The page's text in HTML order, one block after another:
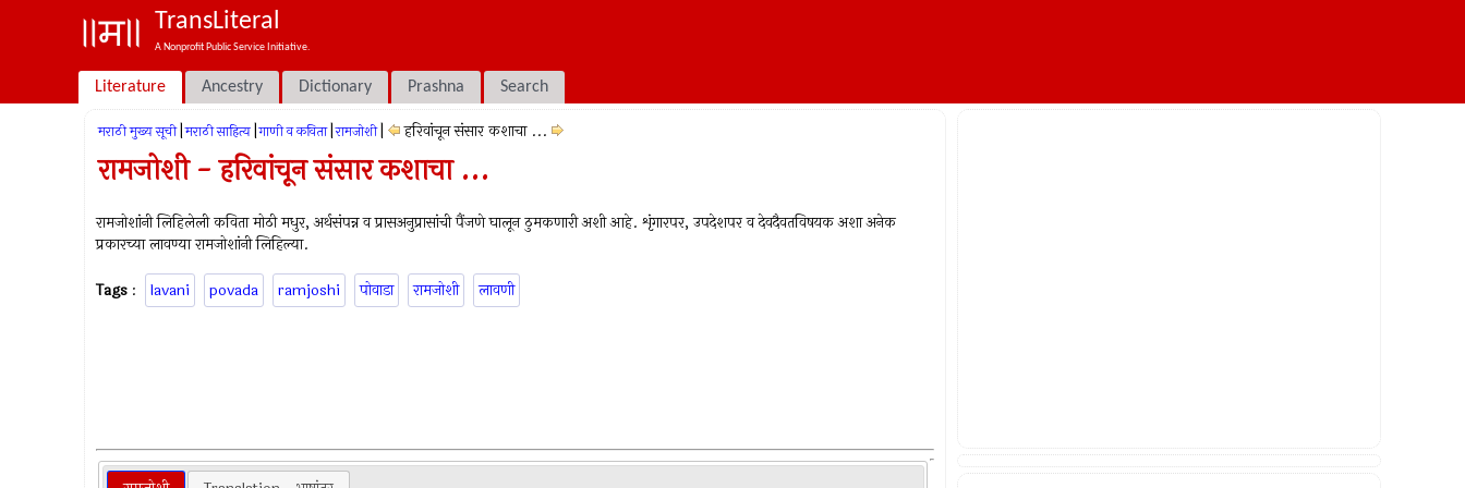
TransLiteral
A Nonprofit Public Service Initiative.
Literature Ancestry Dictionary Prashna Search
मराठी मुख्य सूची मराठी साहित्य गाणी व कविता रामजोशी हरिवांचून संसार कशाचा ...
रामजोशी - हरिवांचून संसार कशाचा ...
रामजोशांनी लिहिलेली कविता मोठी मधुर, अर्थसंपन्न व प्रासअनुप्रासांची पैंजणे घालून ठुमकणारी अशी आहे. शृंगारपर, उपदेशपर व देवदैवतविषयक अशा अनेक
प्रकारच्या लावण्या रामजोशांनी लिहिल्या.
Tags : lavani povada ramjoshi पोवाडा रामजोशी लावणी